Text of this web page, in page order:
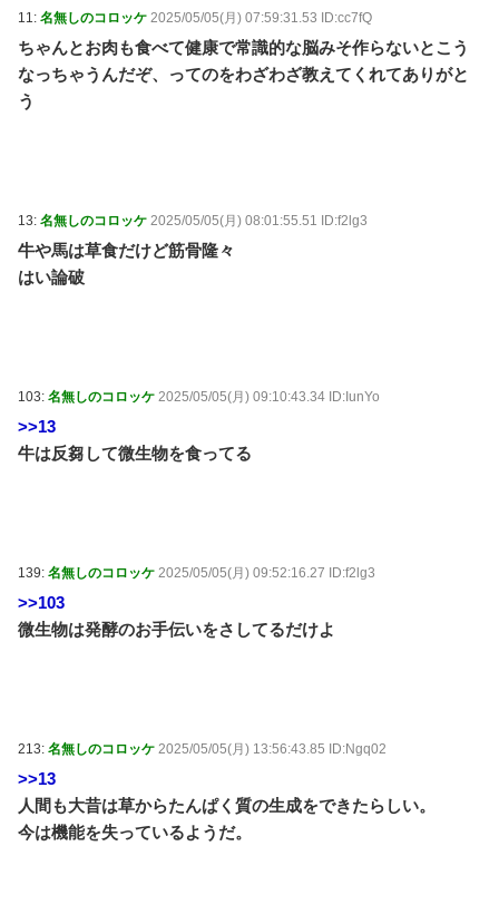
11: 名無しのコロッケ 2025/05/05(月) 07:59:31.53 ID:cc7fQ
ちゃんとお肉も食べて健康で常識的な脳みそ作らないとこう
なっちゃうんだぞ、ってのをわざわざ教えてくれてありがと
う
13: 名無しのコロッケ 2025/05/05(月) 08:01:55.51 ID:f2lg3
牛や馬は草食だけど筋骨隆々
はい論破
103: 名無しのコロッケ 2025/05/05(月) 09:10:43.34 ID:IunYo
>>13
牛は反芻して微生物を食ってる
139: 名無しのコロッケ 2025/05/05(月) 09:52:16.27 ID:f2lg3
>>103
微生物は発酵のお手伝いをさしてるだけよ
213: 名無しのコロッケ 2025/05/05(月) 13:56:43.85 ID:Ngq02
>>13
人間も大昔は草からたんぱく質の生成をできたらしい。
今は機能を失っているようだ。